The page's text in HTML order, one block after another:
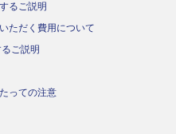
るご説明
ただく費用について
ご説明
っての注意